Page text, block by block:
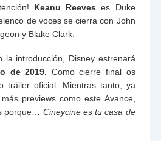
Keanu Reeves es Duke
de voces se cierra con John
y Blake Clark.
la introducción, Disney estrenará
de 2019. Como cierre final os
tráiler oficial. Mientras tanto, ya
previews como este Avance,
porque… Cineycine es tu casa de